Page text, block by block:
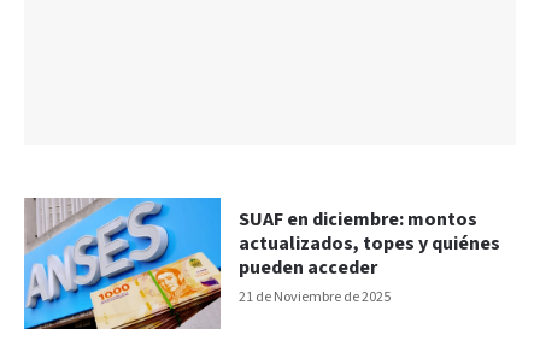
21 de Noviembre de 2025
SUAF en diciembre: montos
actualizados, topes y quiénes
pueden acceder